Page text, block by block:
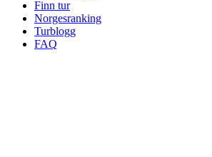
Finn tur
Norgesranking
Turblogg
FAQ